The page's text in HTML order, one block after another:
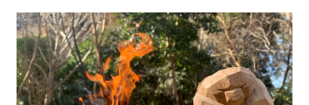
#NEW VINTAGE #マイナーグッド図鑑
#路地裏てぃーん。 #MONTHLY JOURNAL
#GH 銘品の所以 #フイナムのYouTube
#Commune H #FOCUS IT #AH.H
#ととけん #FASHION #MUSIC #MOVIE